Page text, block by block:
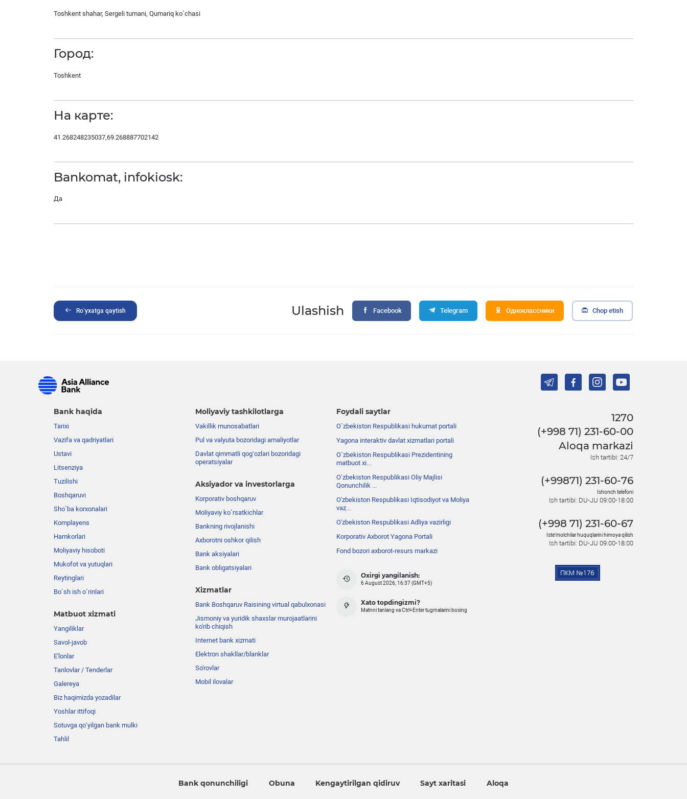
Toshkent shahar, Sergeli tumani, Qumariq ko`chasi
Город:
Toshkent
На карте:
41.268248235037,69.268887702142
Bankomat, infokiosk:
Да
Ro’yxatga qaytish Ulashish Facebook Telegram Одноклассники Chop etish
Bank haqida
Tarixi
Vazifa va qadriyatlari
Ustavi
Litsenziya
Tuzilishi
Boshqaruvi
Sho`ba korxonalari
Komplayens
Hamkorlari
Moliyaviy hisoboti
Mukofot va yutuqlari
Reytinglari
Bo`sh ish o`rinlari
Matbuot xizmati
Yangiliklar
Savol-javob
E'lonlar
Tanlovlar / Tenderlar
Galereya
Biz haqimizda yozadilar
Yoshlar ittifoqi
Sotuvga qo‘yilgan bank mulki
Tahlil
Moliyaviy tashkilotlarga
Vakillik munosabatlari
Pul va valyuta bozoridagi amaliyotlar
Davlat qimmatli qog‘ozlari bozoridagi
operatsiyalar
Aksiyador va investorlarga
Korporativ boshqaruv
Moliyaviy ko`rsatkichlar
Bankning rivojlanishi
Axborotni oshkor qilish
Bank aksiyalari
Bank obligatsiyalari
Xizmatlar
Bank Boshqaruv Raisining virtual qabulxonasi
Jismoniy va yuridik shaxslar murojaatlarini
ko'rib chiqish
Internet bank xizmati
Elektron shakllar/blanklar
So'rovlar
Mobil ilovalar
Foydali saytlar
O`zbekiston Respublikasi hukumat portali
Yagona interaktiv davlat xizmatlari portali
O`zbekiston Respublikasi Prezidentining
matbuot xi...
Oʼzbekiston Respublikasi Oliy Majlisi
Qonunchilik ...
O'zbekiston Respublikasi Iqtisodiyot va Moliya
vaz...
O'zbekiston Respublikasi Adliya vazirligi
Korporativ Axborot Yagona Portali
Fond bozori axborot-resurs markazi
Oxirgi yangilanish:
6 August 2026, 16:37 (GMT+5)
Xato topdingizmi?
Matnni tanlang va Ctrl+Enter tugmalarini bosing
1270
(+998 71) 231-60-00
Aloqa markazi
Ish tartibi: 24/7
(+99871) 231-60-76
Ishonch telefoni
Ish tartibi: DU-JU 09:00-18:00
(+998 71) 231-60-67
Iste'molchilar huquqlarini himoya qilish
Ish tartibi: DU-JU 09:00-18:00
Bank qonunchiligi Obuna Kengaytirilgan qidiruv Sayt xaritasi Aloqa